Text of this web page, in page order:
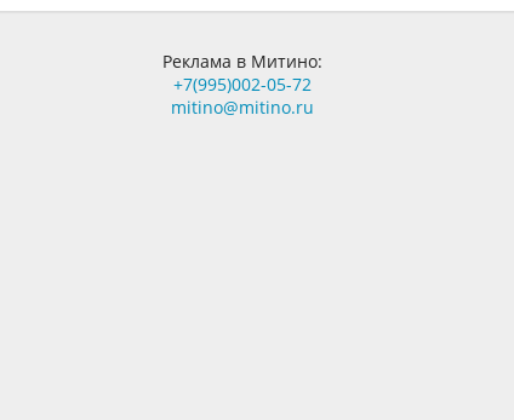
Реклама в Митино:
+7(995)002-05-72
mitino@mitino.ru